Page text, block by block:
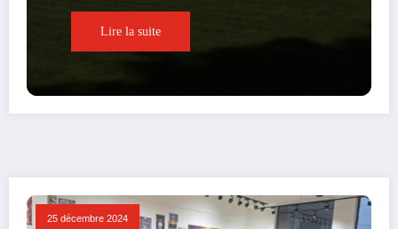
Lire la suite
25 décembre 2024